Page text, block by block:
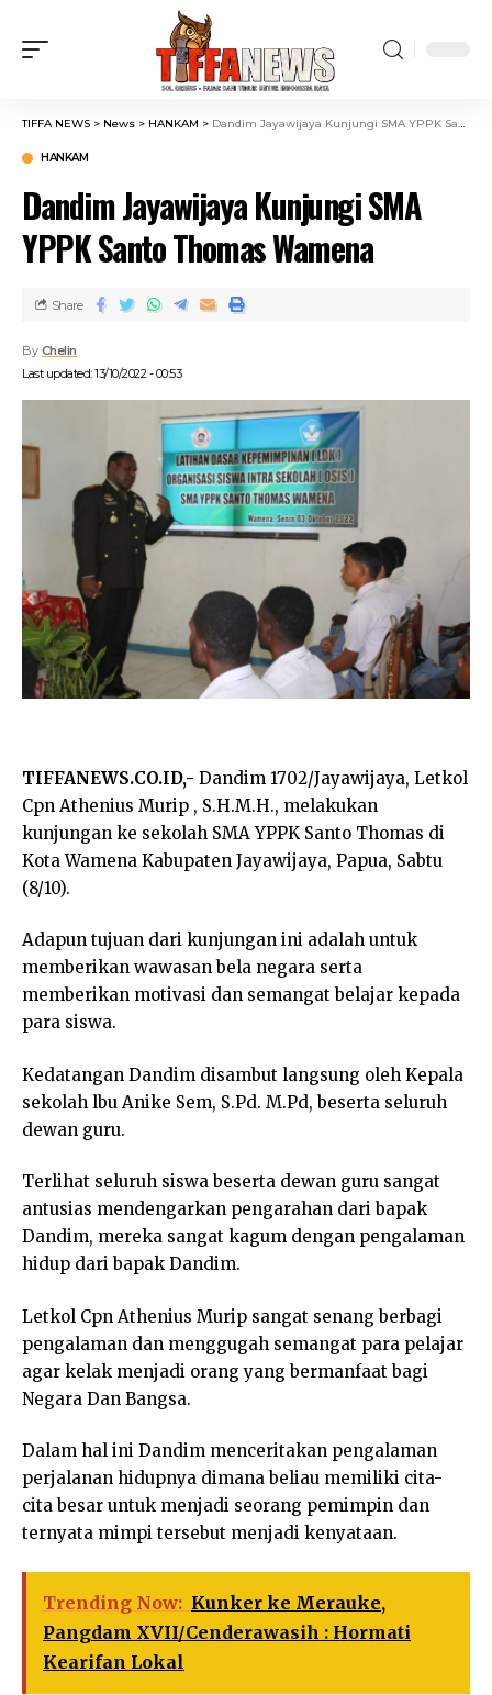
TIFFA NEWS > News > HANKAM > Dandim Jayawijaya Kunjungi SMA YPPK Santo Thomas Wamena
HANKAM
Dandim Jayawijaya Kunjungi SMA
YPPK Santo Thomas Wamena
Last updated: 13/10/2022 - 00:53
By Chelin
Share
TIFFANEWS.CO.ID,- Dandim 1702/Jayawijaya, Letkol
Cpn Athenius Murip , S.H.M.H., melakukan
kunjungan ke sekolah SMA YPPK Santo Thomas di
Kota Wamena Kabupaten Jayawijaya, Papua, Sabtu
(8/10).
Adapun tujuan dari kunjungan ini adalah untuk
memberikan wawasan bela negara serta
memberikan motivasi dan semangat belajar kepada
para siswa.
Kedatangan Dandim disambut langsung oleh Kepala
sekolah lbu Anike Sem, S.Pd. M.Pd, beserta seluruh
dewan guru.
Terlihat seluruh siswa beserta dewan guru sangat
antusias mendengarkan pengarahan dari bapak
Dandim, mereka sangat kagum dengan pengalaman
hidup dari bapak Dandim.
Letkol Cpn Athenius Murip sangat senang berbagi
pengalaman dan menggugah semangat para pelajar
agar kelak menjadi orang yang bermanfaat bagi
Negara Dan Bangsa.
Dalam hal ini Dandim menceritakan pengalaman
perjalanan hidupnya dimana beliau memiliki cita-
cita besar untuk menjadi seorang pemimpin dan
ternyata mimpi tersebut menjadi kenyataan.
Trending Now: Kunker ke Merauke,
Pangdam XVII/Cenderawasih : Hormati
Kearifan Lokal